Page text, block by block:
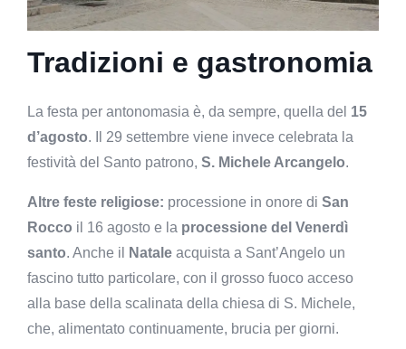
Tradizioni e gastronomia
La festa per antonomasia è, da sempre, quella del 15
d’agosto. Il 29 settembre viene invece celebrata la
festività del Santo patrono, S. Michele Arcangelo.
Altre feste religiose: processione in onore di San
Rocco il 16 agosto e la processione del Venerdì
santo. Anche il Natale acquista a Sant’Angelo un
fascino tutto particolare, con il grosso fuoco acceso
alla base della scalinata della chiesa di S. Michele,
che, alimentato continuamente, brucia per giorni.